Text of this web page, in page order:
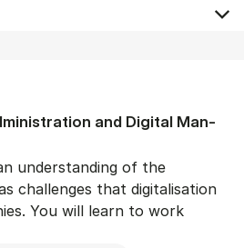
and Di­git­al Man­
understanding of the
challenges that digitalisation
You will learn to work